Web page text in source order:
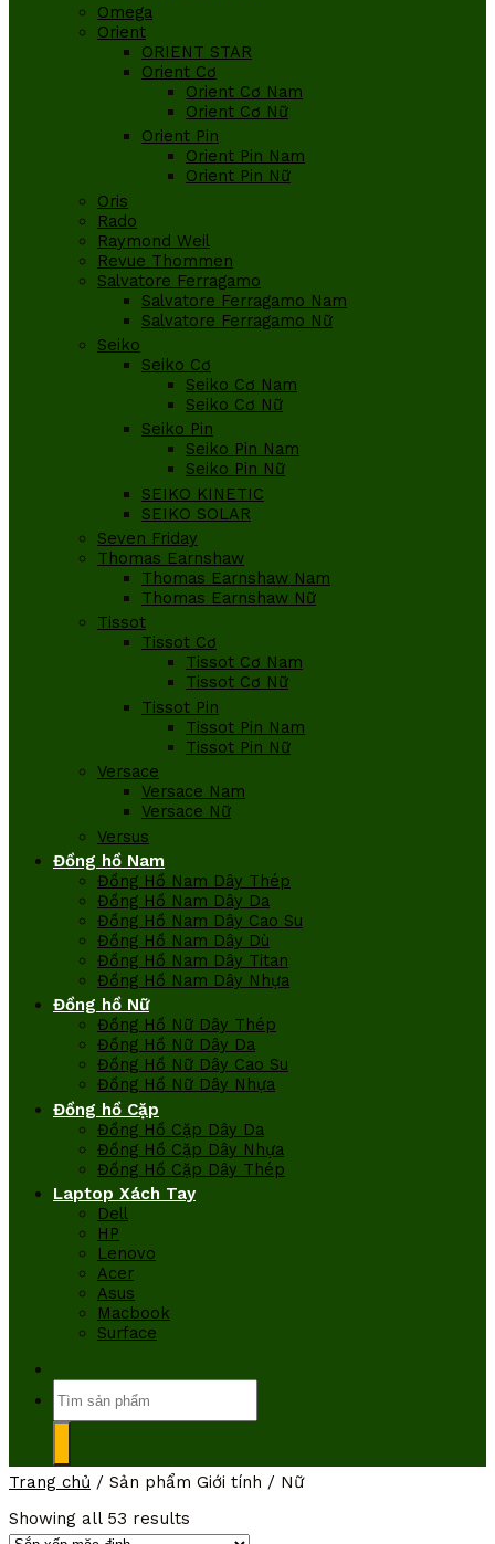
Omega
Orient
ORIENT STAR
Orient Cơ
Orient Cơ Nam
Orient Cơ Nữ
Orient Pin
Orient Pin Nam
Orient Pin Nữ
Oris
Rado
Raymond Weil
Revue Thommen
Salvatore Ferragamo
Salvatore Ferragamo Nam
Salvatore Ferragamo Nữ
Seiko
Seiko Cơ
Seiko Cơ Nam
Seiko Cơ Nữ
Seiko Pin
Seiko Pin Nam
Seiko Pin Nữ
SEIKO KINETIC
SEIKO SOLAR
Seven Friday
Thomas Earnshaw
Thomas Earnshaw Nam
Thomas Earnshaw Nữ
Tissot
Tissot Cơ
Tissot Cơ Nam
Tissot Cơ Nữ
Tissot Pin
Tissot Pin Nam
Tissot Pin Nữ
Versace
Versace Nam
Versace Nữ
Versus
Đồng hồ Nam
Đồng Hồ Nam Dây Thép
Đồng Hồ Nam Dây Da
Đồng Hồ Nam Dây Cao Su
Đồng Hồ Nam Dây Dù
Đồng Hồ Nam Dây Titan
Đồng Hồ Nam Dây Nhựa
Đồng hồ Nữ
Đồng Hồ Nữ Dây Thép
Đồng Hồ Nữ Dây Da
Đồng Hồ Nữ Dây Cao Su
Đồng Hồ Nữ Dây Nhựa
Đồng hồ Cặp
Đồng Hồ Cặp Dây Da
Đồng Hồ Cặp Dây Nhựa
Đồng Hồ Cặp Dây Thép
Laptop Xách Tay
Dell
HP
Lenovo
Acer
Asus
Macbook
Surface
kiếm:
Trang chủ / Sản phẩm Giới tính / Nữ
Showing all 53 results